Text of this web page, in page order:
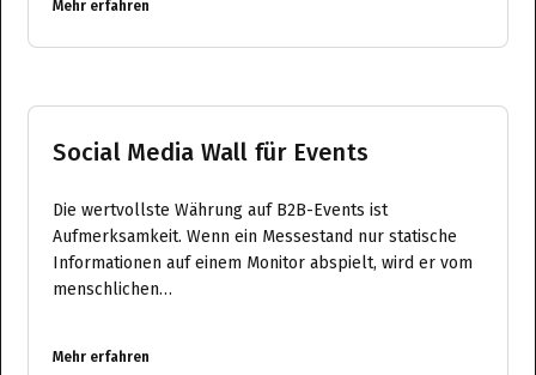
Mehr erfahren
Social Media Wall für Events
Die wertvollste Währung auf B2B-Events ist
Aufmerksamkeit. Wenn ein Messestand nur statische
Informationen auf einem Monitor abspielt, wird er vom
menschlichen…
Mehr erfahren